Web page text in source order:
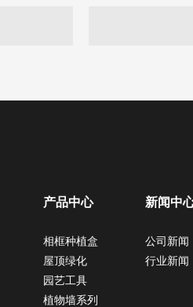
产品中心
相框种植盒
屋顶绿化
园艺工具
植物墙系列
新闻中
公司新闻
行业新闻